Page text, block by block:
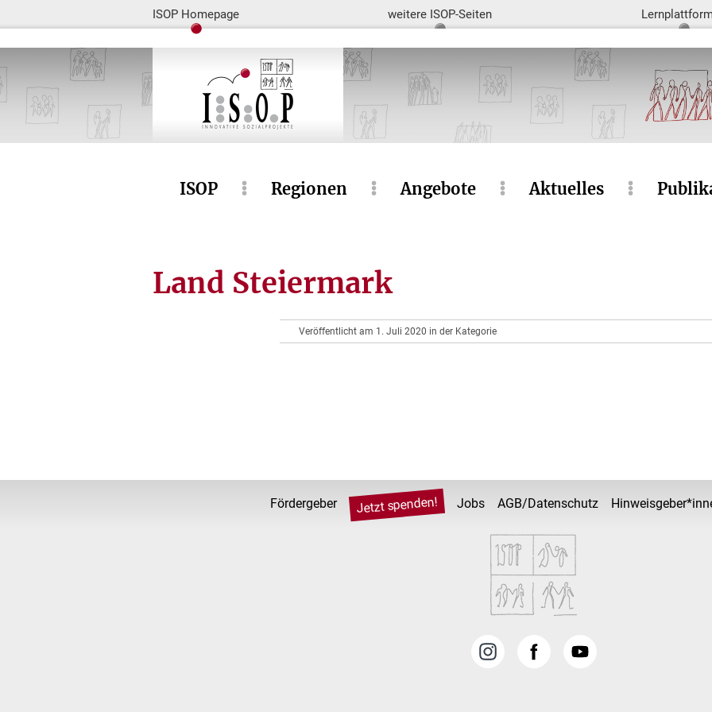
ISOP Homepage weitere ISOP-Seiten
ISOP Regionen Angebote Aktuelles
Land Steiermark
Veröffentlicht am 1. Juli 2020 in der Kategorie
Fördergeber Jetzt spenden! Jobs AGB/Datenschutz